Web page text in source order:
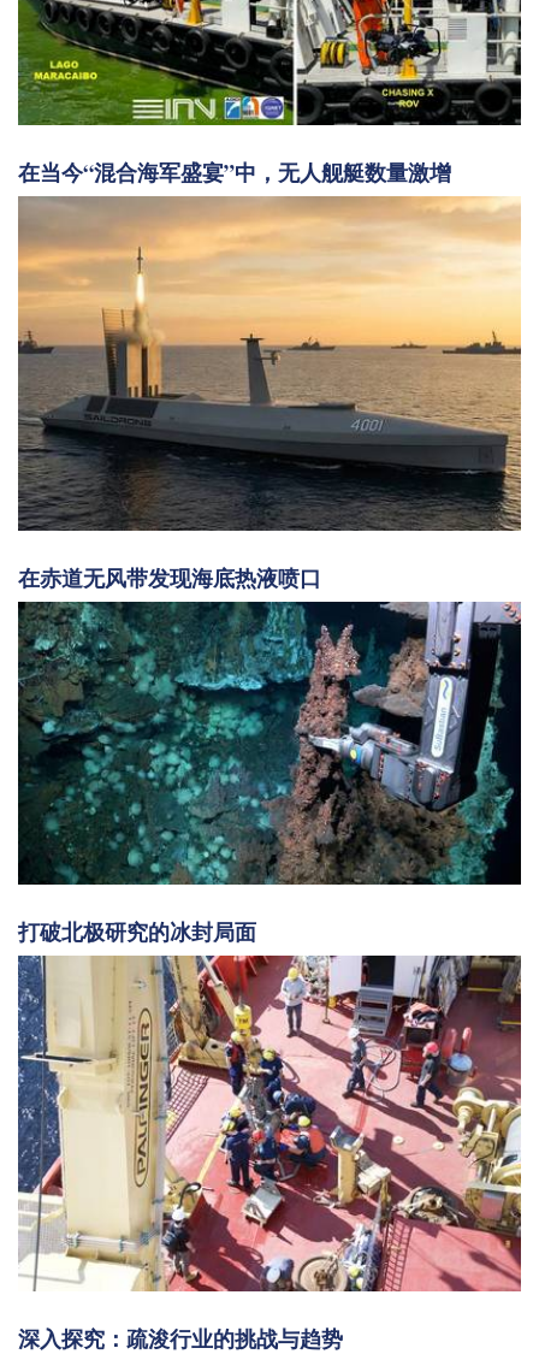
在当今“混合海军盛宴”中，无人舰艇数量激增
在赤道无风带发现海底热液喷口
打破北极研究的冰封局面
深入探究：疏浚行业的挑战与趋势